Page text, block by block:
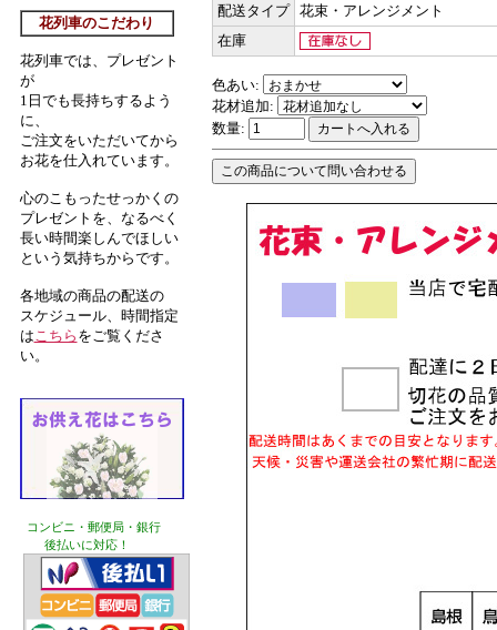
花列車のこだわり
花列車では、プレゼント
が
1日でも長持ちするよう
に、
ご注文をいただいてから
お花を仕入れています。
心のこもったせっかくの
プレゼントを、なるべく
長い時間楽しんでほしい
という気持ちからです。
各地域の商品の配送の
スケジュール、時間指定
はこちら をご覧くださ
い。
コンビニ・郵便局・銀行
後払いに対応！
配送タイプ
花束・アレンジメント
在庫
色あい:
花材追加:
数量: